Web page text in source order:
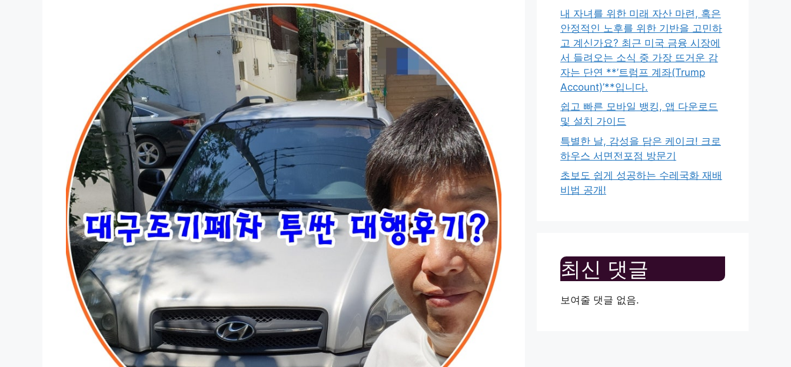
내 자녀를 위한 미래 자산 마련, 혹은
안정적인 노후를 위한 기반을 고민하
고 계신가요? 최근 미국 금융 시장에
서 들려오는 소식 중 가장 뜨거운 감
자는 단연 **’트럼프 계좌(Trump
Account)’**입니다.
쉽고 빠른 모바일 뱅킹, 앱 다운로드
및 설치 가이드
특별한 날, 감성을 담은 케이크! 크로
하우스 서면전포점 방문기
초보도 쉽게 성공하는 수레국화 재배
비법 공개!
최신 댓글
보여줄 댓글 없음.